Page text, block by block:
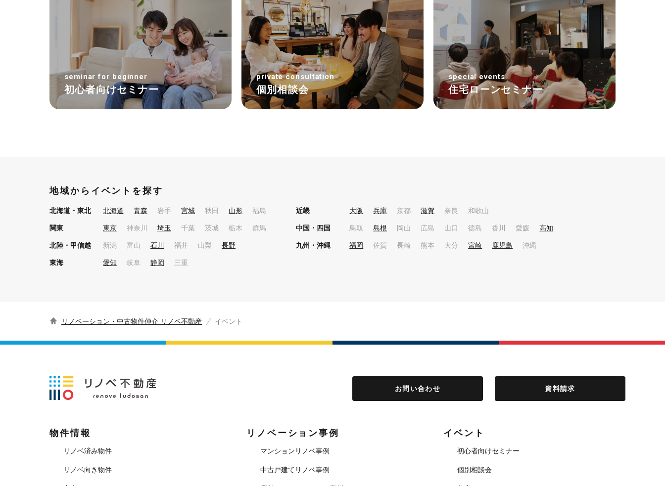
seminar for beginner
初心者向けセミナー
private consultation
個別相談会
special events
住宅ローンセミナー
地域からイベントを探す
北海道・東北 北海道 青森 岩手 宮城 秋田 山形 福島
関東 東京 神奈川 埼玉 千葉 茨城 栃木 群馬
北陸・甲信越 新潟 富山 石川 福井 山梨 長野
東海 愛知 岐阜 静岡 三重
近畿 大阪 兵庫 京都 滋賀 奈良 和歌山
中国・四国 鳥取 島根 岡山 広島 山口 徳島 香川 愛媛 高知
九州・沖縄 福岡 佐賀 長崎 熊本 大分 宮崎 鹿児島 沖縄
リノベーション・中古物件仲介 リノベ不動産 イベント
お問い合わせ 資料請求
物件情報
リノベ済み物件
リノベ向き物件
リノベーション事例
マンションリノベ事例
中古戸建てリノベ事例
イベント
初心者向けセミナー
個別相談会